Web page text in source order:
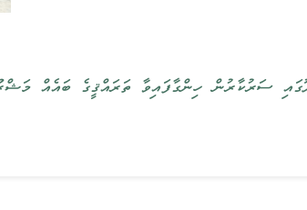
ސަރުކާރުން ހިންގާފައިވާ ތަރައްޤީގެ ބައެއް